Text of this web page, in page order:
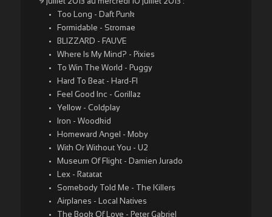
9 juillet 2013 au mercredi 10 juillet 2013 :
Too Long - Daft Punk
Formidable - Stromae
BLIZZARD - FAUVE
Where Is My Mind? - Pixies
To Win The World - Puggy
Hard To Beat - Hard-FI
Feel Good Inc - Gorillaz
Yellow - Coldplay
Iron - Woodkid
Homeward Angel - Moby
With Or Without You - U2
Museum Of Flight - Damien Jurado
Lex - Ratatat
Somebody Told Me - The Killers
Airplanes - Local Natives
The Book Of Love - Peter Gabriel